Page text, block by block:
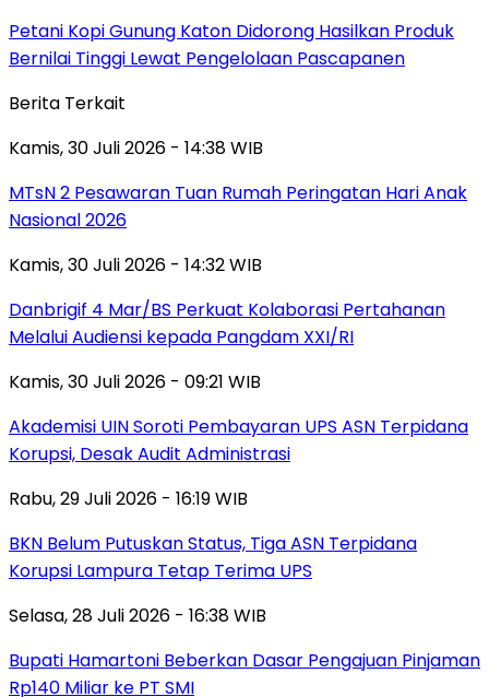
Petani Kopi Gunung Katon Didorong Hasilkan Produk
Bernilai Tinggi Lewat Pengelolaan Pascapanen
Berita Terkait
Kamis, 30 Juli 2026 - 14:38 WIB
MTsN 2 Pesawaran Tuan Rumah Peringatan Hari Anak
Nasional 2026
Kamis, 30 Juli 2026 - 14:32 WIB
Danbrigif 4 Mar/BS Perkuat Kolaborasi Pertahanan
Melalui Audiensi kepada Pangdam XXI/RI
Kamis, 30 Juli 2026 - 09:21 WIB
Akademisi UIN Soroti Pembayaran UPS ASN Terpidana
Korupsi, Desak Audit Administrasi
Rabu, 29 Juli 2026 - 16:19 WIB
BKN Belum Putuskan Status, Tiga ASN Terpidana
Korupsi Lampura Tetap Terima UPS
Selasa, 28 Juli 2026 - 16:38 WIB
Bupati Hamartoni Beberkan Dasar Pengajuan Pinjaman
Rp140 Miliar ke PT SMI